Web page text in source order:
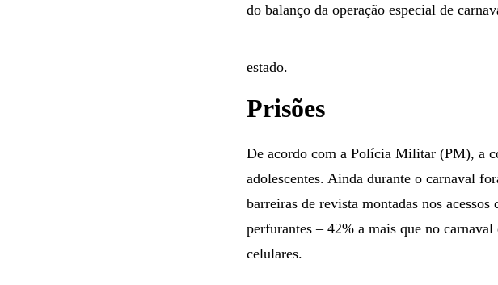
do balanço da operação especial de
estado.
Prisões
De acordo com a Polícia Militar (PM), a
adolescentes. Ainda durante o carnaval
barreiras de revista montadas nos
perfurantes – 42% a mais que no
celulares.